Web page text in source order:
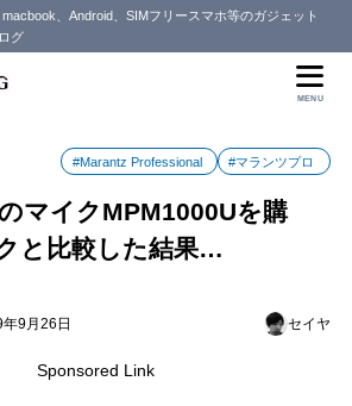
、Android、SIMフリースマホ等のガジェット
グ
MENU
#Marantz Professional #マランツプロ
マイクMPM1000Uを購
と比較した結果…
9月26日 セイヤ
Sponsored Link
していきます
ライブ配信ならUSBタイプがおすすめ
質について
の音質